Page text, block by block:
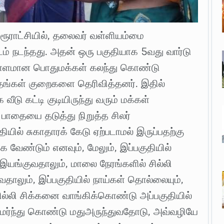
தலைவர் வள்ளியம்மை
நடந்தது. அதன் ஒரு பகுதியாக 5வது வார்டு
பொதுமக்கள் கலந்து கொண்டு
குறைகளை தெரிவித்தனர். இதில்
கட்டி குடியிருந்து வரும் மக்கள்
தடுத்து நிறுத்த சிலர்
சுகாதாரக் கேடு ஏற்படாமல் இருப்பதற்கு
வேண்டும் எனவும், மேலும், இப்பகுதியில்
மாலை நேரங்களில் சில்லி
இப்பகுதியில் நாய்கள் தொல்லையும்,
சிக்கனை வாங்கிக்கொண்டு அப்பகுதியில்
கொண்டு மதுஅருந்துவதோடு, அவ்வழியே